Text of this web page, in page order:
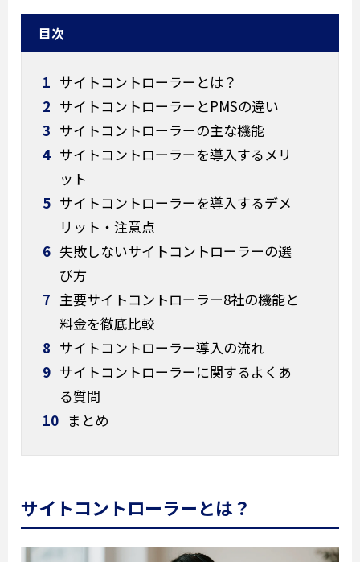
目次
1 サイトコントローラーとは？
2 サイトコントローラーとPMSの違い
3 サイトコントローラーの主な機能
4 サイトコントローラーを導入するメリ
ット
5 サイトコントローラーを導入するデメ
リット・注意点
6 失敗しないサイトコントローラーの選
び方
7 主要サイトコントローラー8社の機能と
料金を徹底比較
8 サイトコントローラー導入の流れ
9 サイトコントローラーに関するよくあ
る質問
10 まとめ
サイトコントローラーとは？